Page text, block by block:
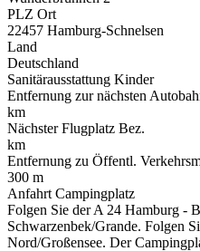
PLZ Ort
22457 Hamburg-Schnelsen
Land
Deutschland
Sanitärausstattung Kinder
Entfernung zur nächsten
km
Nächster Flugplatz Bez.
km
Entfernung zu Öffentl.
300 m
Anfahrt Campingplatz
Folgen Sie der A 24 Hamburg -
Schwarzenbek/Grande. Folgen
Nord/Großensee. Der